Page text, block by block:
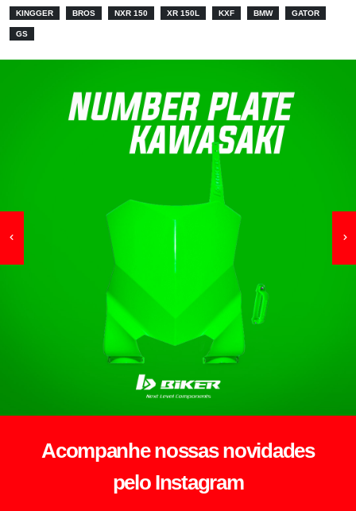
KINGGER BROS NXR 150 XR 150L KXF BMW GATOR
GS
Acompanhe nossas novidades
pelo Instagram